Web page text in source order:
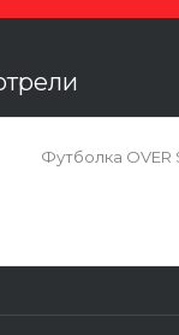
Футболка OVER